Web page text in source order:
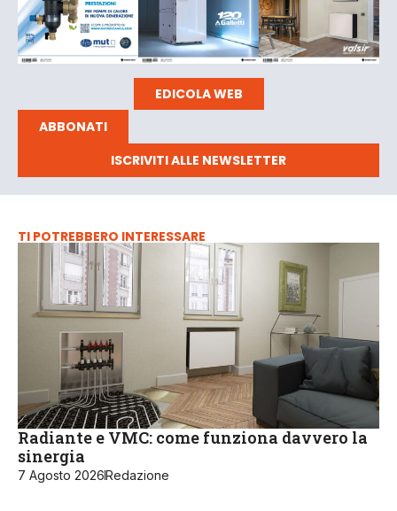
EDICOLA WEB
ABBONATI
ISCRIVITI ALLE NEWSLETTER
TI POTREBBERO INTERESSARE
Radiante e VMC: come funziona davvero la
sinergia
7 Agosto 2026Redazione